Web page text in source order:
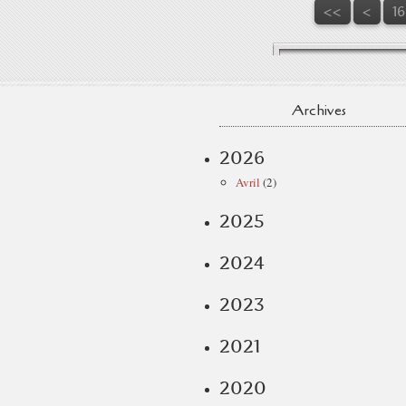
<< <
Archives
2026
Avril (2)
2025
2024
2023
2021
2020